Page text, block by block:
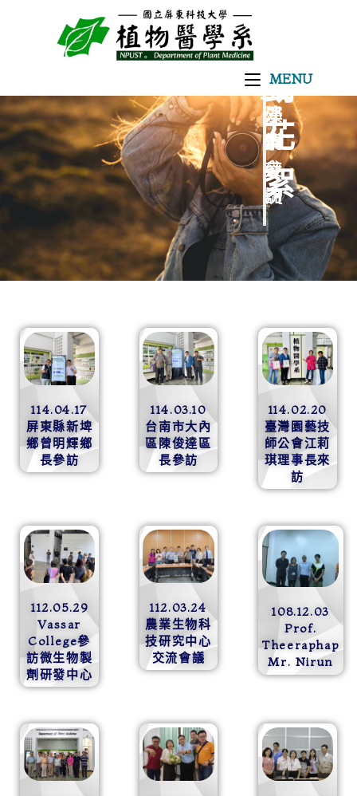
MENU
動
花
絮
學
術
交
流
外
賓
參
訪
演
講
114.04.17
屏東縣新埤
鄉曾明輝鄉
長參訪
114.03.10
台南市大內
區陳俊達區
長參訪
114.02.20
臺灣園藝技
師公會江莉
琪理事長來
訪
112.05.29
Vassar
College參
訪微生物製
劑研發中心
112.03.24
農業生物科
技研究中心
交流會議
108.12.03
Prof.
Theeraphap
Mr. Nirun